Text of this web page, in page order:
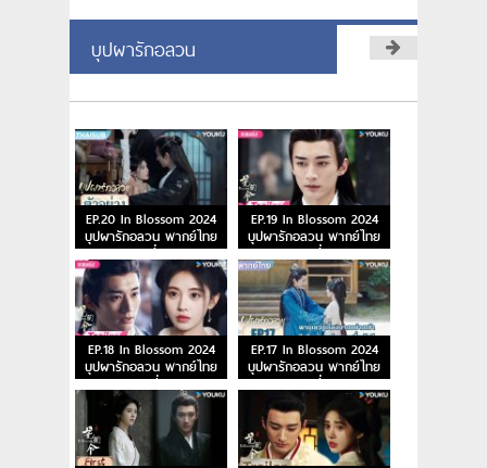
บุปผารักอลวน
EP.20 In Blossom 2024
บุปผารักอลวน พากย์ไทย
ตอนที่ 20
EP.19 In Blossom 2024
บุปผารักอลวน พากย์ไทย
ตอนที่ 19
EP.18 In Blossom 2024
บุปผารักอลวน พากย์ไทย
ตอนที่ 18
EP.17 In Blossom 2024
บุปผารักอลวน พากย์ไทย
ตอนที่ 17